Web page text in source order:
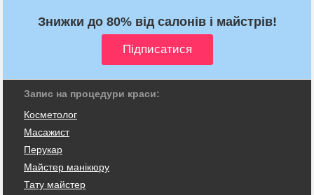
Знижки до 80% від салонів і майстрів!
Запис на процедури краси:
Косметолог
Масажист
Перукар
Майстер манікюру
Тату майстер